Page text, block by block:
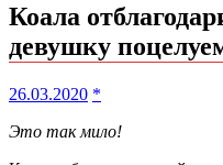
Коала
девушку
26.03.2020 *
Это так мило!